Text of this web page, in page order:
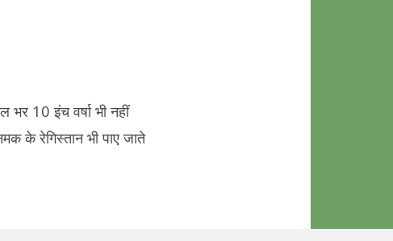
10 इंच वर्षा भी नहीं
के रेगिस्तान भी पाए जाते